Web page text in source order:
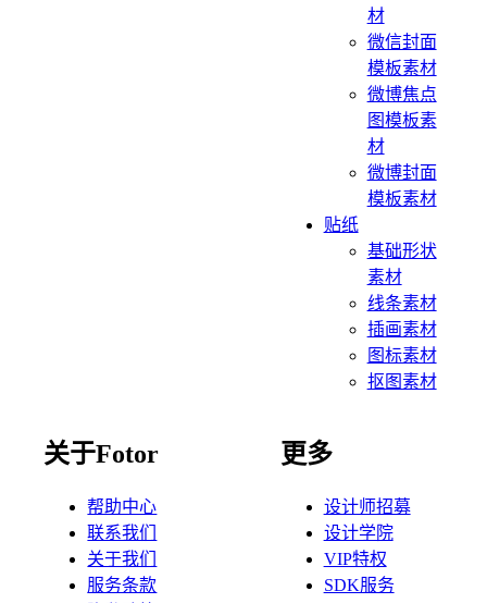
材
微信封面
模板素材
微博焦点
图模板素
材
微博封面
模板素材
贴纸
基础形状
素材
线条素材
插画素材
图标素材
抠图素材
关于Fotor
帮助中心
联系我们
关于我们
服务条款
更多
设计师招募
设计学院
VIP特权
SDK服务